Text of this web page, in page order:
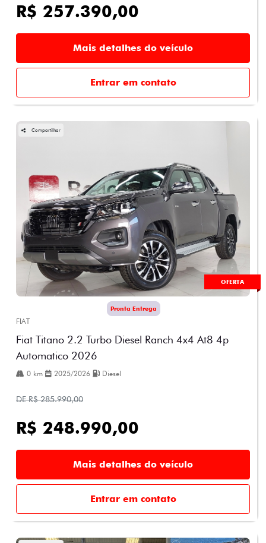
R$ 257.390,00
Mais detalhes do veículo
Entrar em contato
OFERTA
Compartilhar
Pronta Entrega
FIAT
Fiat Titano 2.2 Turbo Diesel Ranch 4x4 At8 4p
Automatico 2026
0 km 2025/2026 Diesel
DE R$ 285.990,00
R$ 248.990,00
Mais detalhes do veículo
Entrar em contato